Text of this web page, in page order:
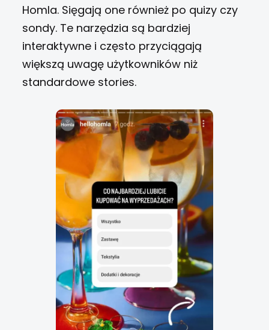
Homla. Sięgają one również po quizy czy
sondy. Te narzędzia są bardziej
interaktywne i często przyciągają
większą uwagę użytkowników niż
standardowe stories.